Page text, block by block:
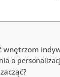
wnętrzom
o